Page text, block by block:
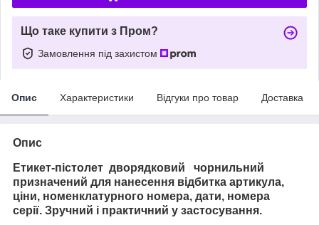
Що таке купити з Пром?
Замовлення під захистом
Опис Характеристики Відгуки про товар Доставка
Опис
Етикет-пістолет дворядковий чорнильний
призначений для нанесення відбитка артикула,
ціни, номенклатурного номера, дати, номера
серії. Зручний і практичний у застосування.